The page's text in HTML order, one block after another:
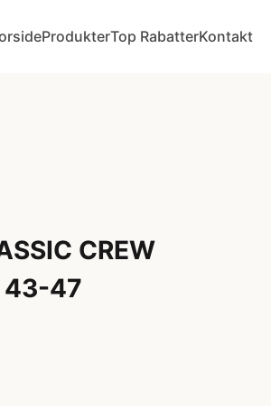
ProdukterTop RabatterKontakt
CREW
43-47